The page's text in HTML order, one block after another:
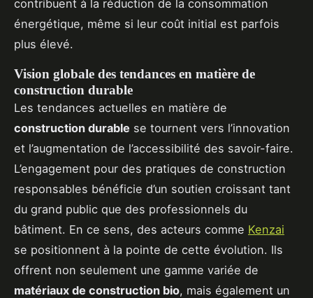
contribuent à la réduction de la consommation
énergétique, même si leur coût initial est parfois
plus élevé.
Vision globale des tendances en matière de
construction durable
Les tendances actuelles en matière de
construction durable se tournent vers l’innovation
et l’augmentation de l’accessibilité des savoir-faire.
L’engagement pour des pratiques de construction
responsables bénéficie d’un soutien croissant tant
du grand public que des professionnels du
bâtiment. En ce sens, des acteurs comme Kenzai
se positionnent à la pointe de cette évolution. Ils
offrent non seulement une gamme variée de
matériaux de construction bio, mais également un